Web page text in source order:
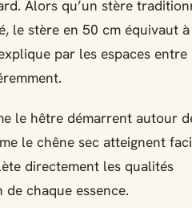
Alors qu’un stère
le stère en 50 cm équivaut à
par les espaces entre
le hêtre démarrent autour
le chêne sec atteignent
directement les qualités
chaque essence.